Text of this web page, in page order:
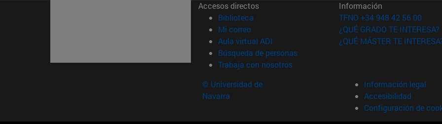
Accesos directos
Biblioteca (abre en nueva ventana)
Mi correo(abre en nueva ventana)
Aula virtual ADI (abre en nueva ventana)
Búsqueda de personas(abre en nueva ventana)
Trabaja con nosotros(abre en nueva ventana)
Información
TFNO +34 948 42 56 00
¿QUÉ GRADO TE INTERESA?
¿QUÉ MÁSTER TE
© Universidad de
Navarra
Información legal
Accesibilidad
Configuración de